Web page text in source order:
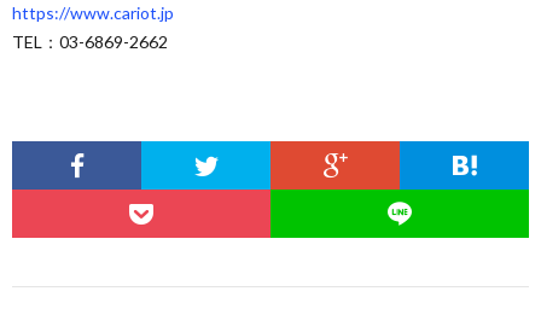
https://www.cariot.jp
TEL：03-6869-2662